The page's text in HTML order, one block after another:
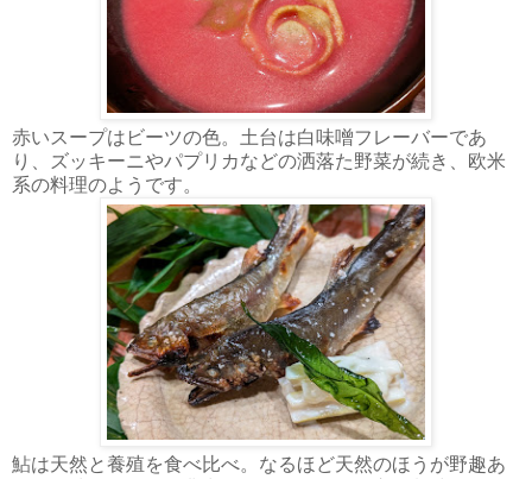
赤いスープはビーツの色。土台は白味噌フレーバーであ
り、ズッキーニやパプリカなどの洒落た野菜が続き、欧米
系の料理のようです。
鮎は天然と養殖を食べ比べ。なるほど天然のほうが野趣あ